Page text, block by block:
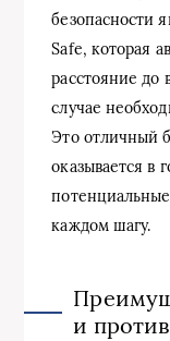
безопасности
Safe, которая
расстояние до
случае
Это отличный
оказывается в
каждом шагу.
и